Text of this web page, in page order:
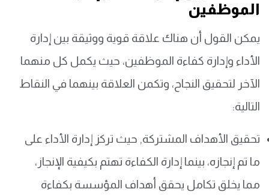
الموظفين
يمكن القول أن هناك علاقة قوية ووثيقة بين إدارة
الأداء وإدارة كفاءة الموظفين، حيث يكمل كل منهما
الآخر لتحقيق النجاح، وتكمن العلاقة بينهما في النقاط
التالية:
تحقيق الأهداف المشتركة, حيث تركز إدارة الأداء على
ما تم إنجازه، بينما إدارة الكفاءة تهتم بكيفية الإنجاز،
مما يخلق تكامل يحقق أهداف المؤسسة بكفاءة